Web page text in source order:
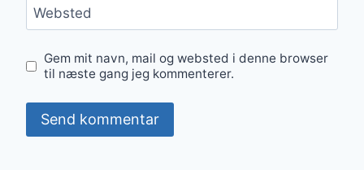
Websted
Gem mit navn, mail og websted i denne browser
til næste gang jeg kommenterer.